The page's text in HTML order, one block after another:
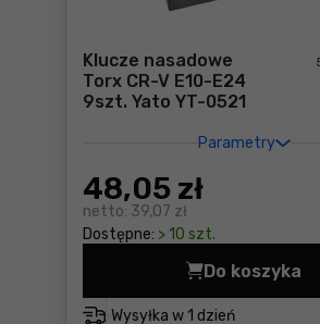
Klucze nasadowe
Torx CR-V E10-E24
9szt. Yato YT-0521
Parametry
48,05 zł
netto: 39,07 zł
Dostępne: > 10 szt.
Wysyłka w 1 dzień
Do koszyka
Klucze